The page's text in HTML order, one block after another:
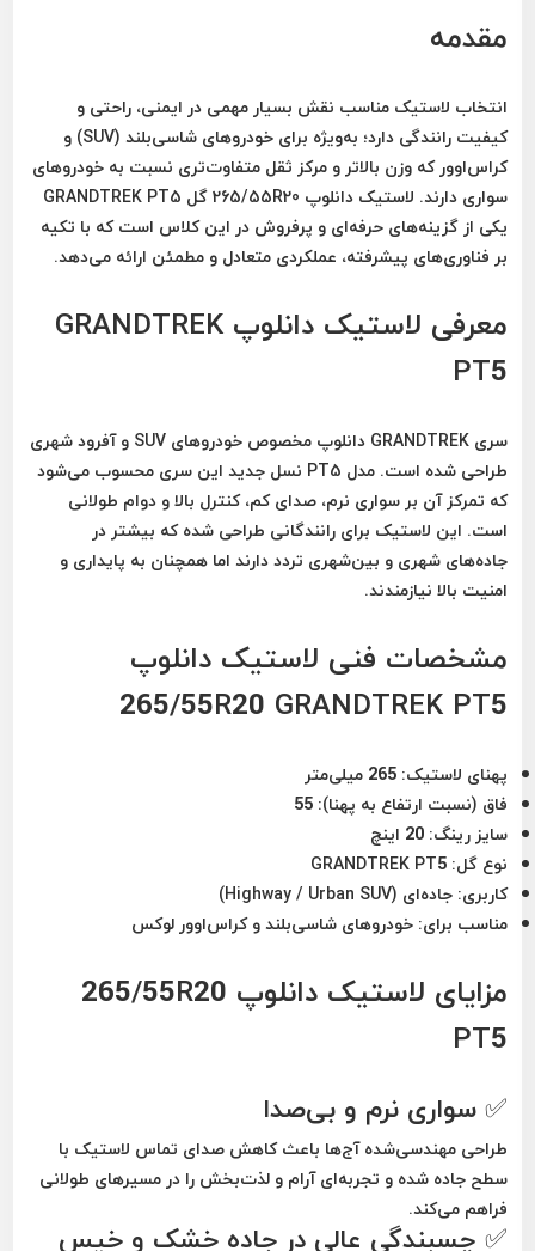
مقدمه
انتخاب لاستیک مناسب نقش بسیار مهمی در ایمنی، راحتی و
کیفیت رانندگی دارد؛ به‌ویژه برای خودروهای شاسی‌بلند (SUV) و
کراس‌اوور که وزن بالاتر و مرکز ثقل متفاوت‌تری نسبت به خودروهای
سواری دارند. لاستیک دانلوپ 265/55R20 گل GRANDTREK PT5
یکی از گزینه‌های حرفه‌ای و پرفروش در این کلاس است که با تکیه
بر فناوری‌های پیشرفته، عملکردی متعادل و مطمئن ارائه می‌دهد.
معرفی لاستیک دانلوپ GRANDTREK
PT5
سری GRANDTREK دانلوپ مخصوص خودروهای SUV و آفرود شهری
طراحی شده است. مدل PT5 نسل جدید این سری محسوب می‌شود
که تمرکز آن برسواری نرم، صدای کم، کنترل بالا و دوام طولانی
است. این لاستیک برای رانندگانی طراحی شده که بیشتر در
جاده‌های شهری و بین‌شهری تردد دارند اما همچنان به پایداری و
امنیت بالا نیازمندند.
مشخصات فنی لاستیک دانلوپ
265/55R20 GRANDTREK PT5
پهنای لاستیک: 265 میلی‌متر
فاق (نسبت ارتفاع به پهنا): 55
سایز رینگ: 20 اینچ
نوع گل: GRANDTREK PT5
کاربری: جاده‌ای (Highway / Urban SUV)
مناسب برای: خودروهای شاسی‌بلند و کراس‌اوور لوکس
مزایای لاستیک دانلوپ 265/55R20
PT5
✅ سواری نرم و بی‌صدا
طراحی مهندسی‌شده آج‌ها باعث کاهش صدای تماس لاستیک با
سطح جاده شده و تجربه‌ای آرام و لذت‌بخش را در مسیرهای طولانی
فراهم می‌کند.
✅ چسبندگی عالی در جاده خشک و خیس